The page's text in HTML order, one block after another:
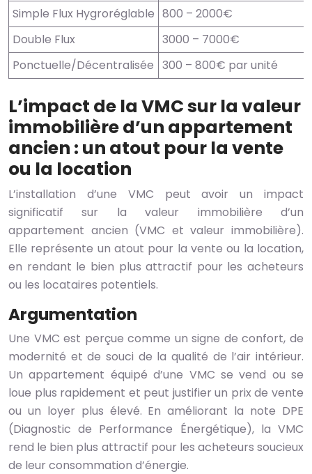
Simple Flux Hygroréglable 800 – 2000€
Double Flux
3000 – 7000€
Ponctuelle/Décentralisée 300 – 800€ par unité
L’impact de la VMC sur la valeur
immobilière d’un appartement
ancien : un atout pour la vente
ou la location
L’installation d’une VMC peut avoir un impact
significatif sur la valeur immobilière d’un
appartement ancien (VMC et valeur immobilière).
Elle représente un atout pour la vente ou la location,
en rendant le bien plus attractif pour les acheteurs
ou les locataires potentiels.
Argumentation
Une VMC est perçue comme un signe de confort, de
modernité et de souci de la qualité de l’air intérieur.
Un appartement équipé d’une VMC se vend ou se
loue plus rapidement et peut justifier un prix de vente
ou un loyer plus élevé. En améliorant la note DPE
(Diagnostic de Performance Énergétique), la VMC
rend le bien plus attractif pour les acheteurs soucieux
de leur consommation d’énergie.